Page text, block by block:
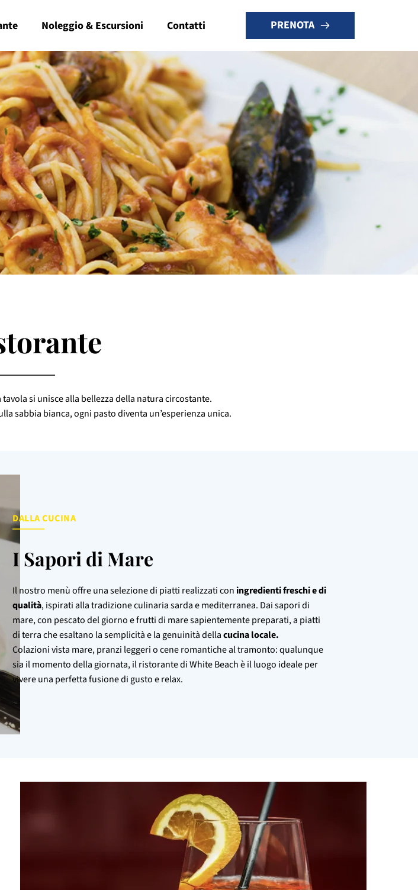
Noleggio & Escursioni Contatti PRENOTA
si unisce alla bellezza della natura circostante.
sabbia bianca, ogni pasto diventa un’esperienza unica.
DALLA CUCINA
I Sapori di Mare
Il nostro menù offre una selezione di piatti realizzati con ingredienti freschi e di
qualità, ispirati alla tradizione culinaria sarda e mediterranea. Dai sapori di
mare, con pescato del giorno e frutti di mare sapientemente preparati, a piatti
di terra che esaltano la semplicità e la genuinità dellacucina locale.
Colazioni vista mare, pranzi leggeri o cene romantiche al tramonto: qualunque
sia il momento della giornata, il ristorante di White Beach è il luogo ideale per
vivere una perfetta fusione di gusto e relax.